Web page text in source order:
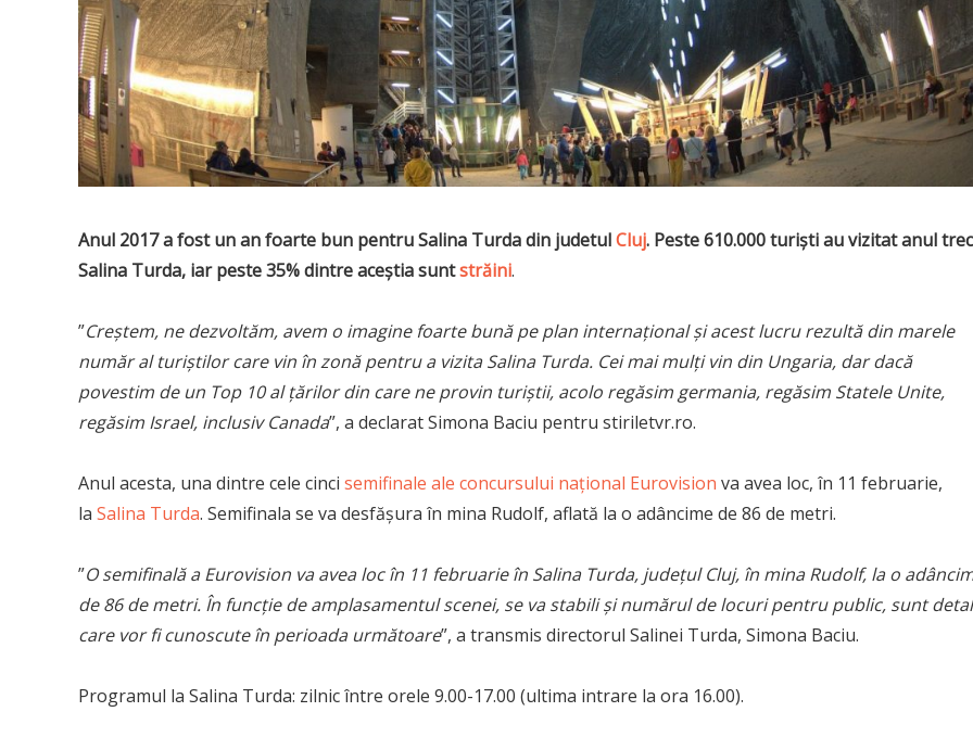
Anul 2017 a fost un an foarte bun pentru Salina Turda din judetulCluj. Peste 610.000 turiști au vizitat anul
Salina Turda, iar peste 35% dintre aceştia suntstrăini.
”Creștem, ne dezvoltăm, avem o imagine foarte bună pe plan internațional și acest lucru rezultă din marele
număr al turiștilor care vin în zonă pentru a vizita Salina Turda. Cei mai mulți vin din Ungaria, dar dacă
povestim de un Top 10 al țărilor din care ne provin turiștii, acolo regăsim germania, regăsim Statele Unite,
regăsim Israel, inclusiv Canada”, a declarat Simona Baciu pentru stiriletvr.ro.
Anul acesta, una dintre cele cinci semifinale ale concursului naţional Eurovision va avea loc, în 11 februarie,
la Salina Turda. Semifinala se va desfăşura în mina Rudolf, aflată la o adâncime de 86 de metri.
”O semifinală a Eurovision va avea loc în 11 februarie în Salina Turda, judeţul Cluj, în mina Rudolf, la o
de 86 de metri. În funcţie de amplasamentul scenei, se va stabili şi numărul de locuri pentru public, sunt
care vor fi cunoscute în perioada următoare”, a transmis directorul Salinei Turda, Simona Baciu.
Programul la Salina Turda: zilnic între orele 9.00-17.00 (ultima intrare la ora 16.00).